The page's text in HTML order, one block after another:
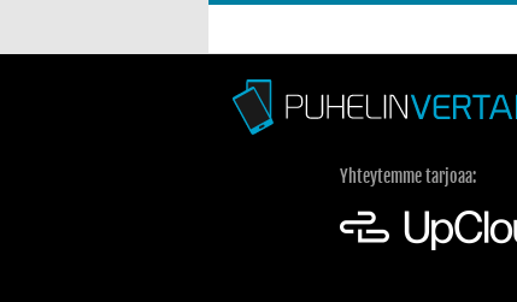
Yhteytemme tarjoaa: